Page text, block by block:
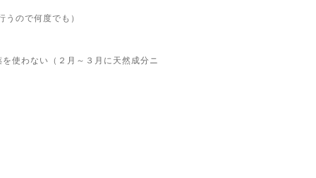
ので何度でも）
使わない（２月～３月に天然成分ニ